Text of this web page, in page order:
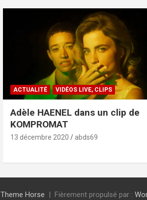
ACTUALITÉ VIDÉOS LIVE, CLIPS
Adèle HAENEL dans un clip de
KOMPROMAT
13 décembre 2020 abds69
Theme Horse Fièrement propulsé par :